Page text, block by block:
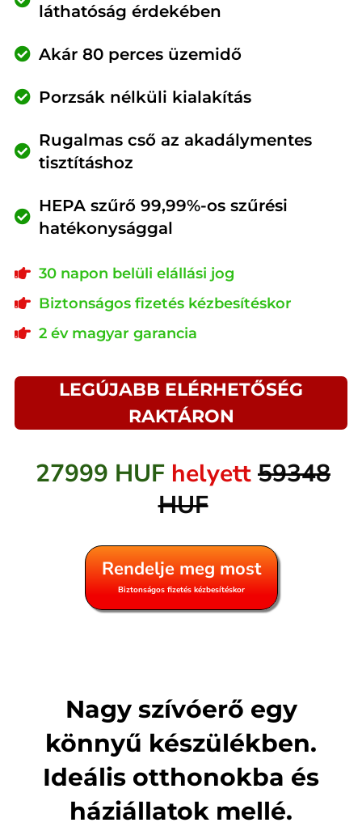
láthatóság érdekében
Akár 80 perces üzemidő
Porzsák nélküli kialakítás
Rugalmas cső az akadálymentes
tisztításhoz
HEPA szűrő 99,99%-os szűrési
hatékonysággal
30 napon belüli elállási jog
Biztonságos fizetés kézbesítéskor
2 év magyar garancia
LEGÚJABB ELÉRHETŐSÉG
RAKTÁRON
27999 HUF helyett59348
HUF
Rendelje meg most
Biztonságos fizetés kézbesítéskor
Nagy szívóerő egy
könnyű készülékben.
Ideális otthonokba és
háziállatok mellé.